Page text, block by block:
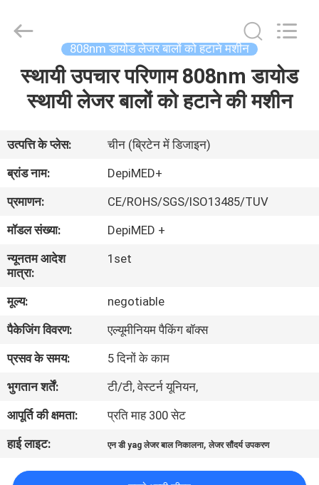
घर
हमारे
बारे
कारखाना
गुणवत्ता
नियंत्रण
आपूर्तिकर्ता.
shrlasermachine.com.
by
ECER
808nm डायोड लेजर बालों को हटाने मशीन
स्थायी उपचार परिणाम 808nm डायोड
स्थायी लेजर बालों को हटाने की मशीन
उत्पत्ति के प्लेस:
चीन (ब्रिटेन में डिजाइन)
ब्रांड नाम:
DepiMED+
प्रमाणन:
CE/ROHS/SGS/ISO13485/TUV
मॉडल संख्या:
DepiMED +
न्यूनतम आदेश
मात्रा:
1set
मूल्य:
negotiable
पैकेजिंग विवरण:
एल्यूमीनियम पैकिंग बॉक्स
प्रसव के समय:
5 दिनों के काम
भुगतान शर्तें:
टी/टी, वेस्टर्न यूनियन,
आपूर्ति की क्षमता:
प्रति माह 300 सेट
हाई लाइट:
एन डी yag लेजर बाल निकालना,लेजर सौंदर्य उपकरण